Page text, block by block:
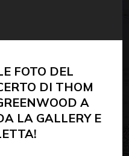
FOTO DEL
DI THOM
A
LA GALLERY E